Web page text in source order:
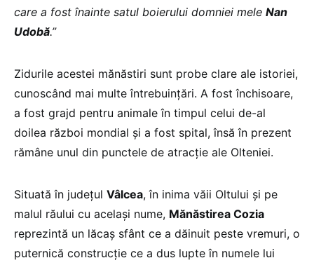
care a fost înainte satul boierului domniei mele Nan
Udobă.”
Zidurile acestei mănăstiri sunt probe clare ale istoriei,
cunoscând mai multe întrebuinţări. A fost închisoare,
a fost grajd pentru animale în timpul celui de-al
doilea război mondial şi a fost spital, însă în prezent
rămâne unul din punctele de atracţie ale Olteniei.
Situată în judeţul Vâlcea, în inima văii Oltului şi pe
malul răului cu acelaşi nume, Mănăstirea Cozia
reprezintă un lăcaş sfânt ce a dăinuit peste vremuri, o
puternică construcţie ce a dus lupte în numele lui